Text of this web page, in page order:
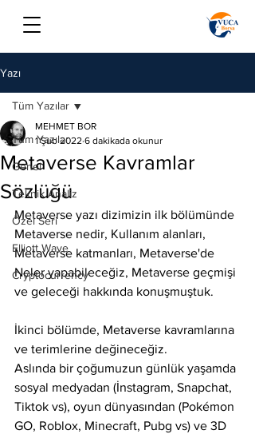
Yazı
Tüm Yazılar
Genel
Teknik Analiz
Özel Seri
Elliott Wave
Cryptocurrency
Tüm Yazılar
Metaverse Kavramlar
Sözlüğü
MEHMET BOR
1 Şub 2022 6 dakikada okunur
Metaverse yazı dizimizin ilk bölümünde
Metaverse nedir, Kullanım alanları,
Metaverse katmanları, Metaverse'de
Neler yapabileceğiz, Metaverse geçmişi
ve geleceği hakkında konuşmuştuk.
İkinci bölümde, Metaverse kavramlarına
ve terimlerine değineceğiz.
Aslında bir çoğumuzun günlük yaşamda
sosyal medyadan (İnstagram, Snapchat,
Tiktok vs), oyun dünyasından (Pokémon
GO, Roblox, Minecraft, Pubg vs) ve 3D